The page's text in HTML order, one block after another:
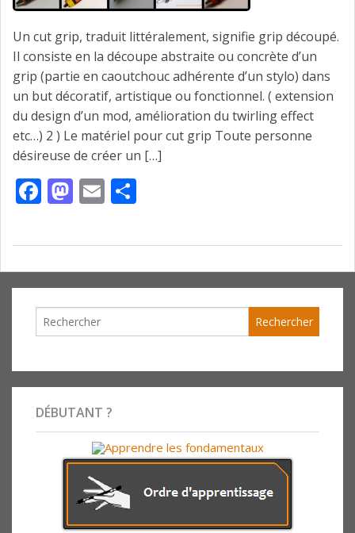
Un cut grip, traduit littéralement, signifie grip découpé.
Il consiste en la découpe abstraite ou concrète d’un
grip (partie en caoutchouc adhérente d’un stylo) dans
un but décoratif, artistique ou fonctionnel. ( extension
du design d’un mod, amélioration du twirling effect
etc…) 2 ) Le matériel pour cut grip Toute personne
désireuse de créer un […]
Facebook
Mastodon
Email
DÉBUTANT ?